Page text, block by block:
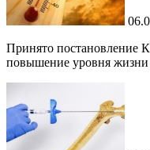
Принято постановление
повышение уровня жизни